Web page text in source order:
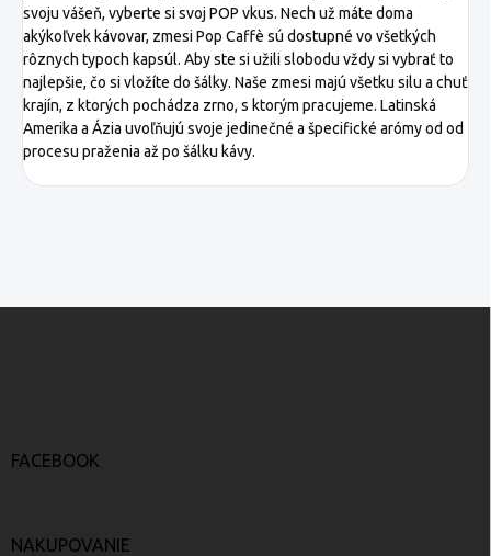
svoju vášeň, vyberte si svoj POP vkus. Nech už máte doma
akýkoľvek kávovar, zmesi Pop Caffè sú dostupné vo všetkých
rôznych typoch kapsúl. Aby ste si užili slobodu vždy si vybrať to
najlepšie, čo si vložíte do šálky. Naše zmesi majú všetku silu a chuť
krajín, z ktorých pochádza zrno, s ktorým pracujeme. Latinská
Amerika a Ázia uvoľňujú svoje jedinečné a špecifické arómy od od
procesu praženia až po šálku kávy.
FACEBOOK
NAKUPOVANIE